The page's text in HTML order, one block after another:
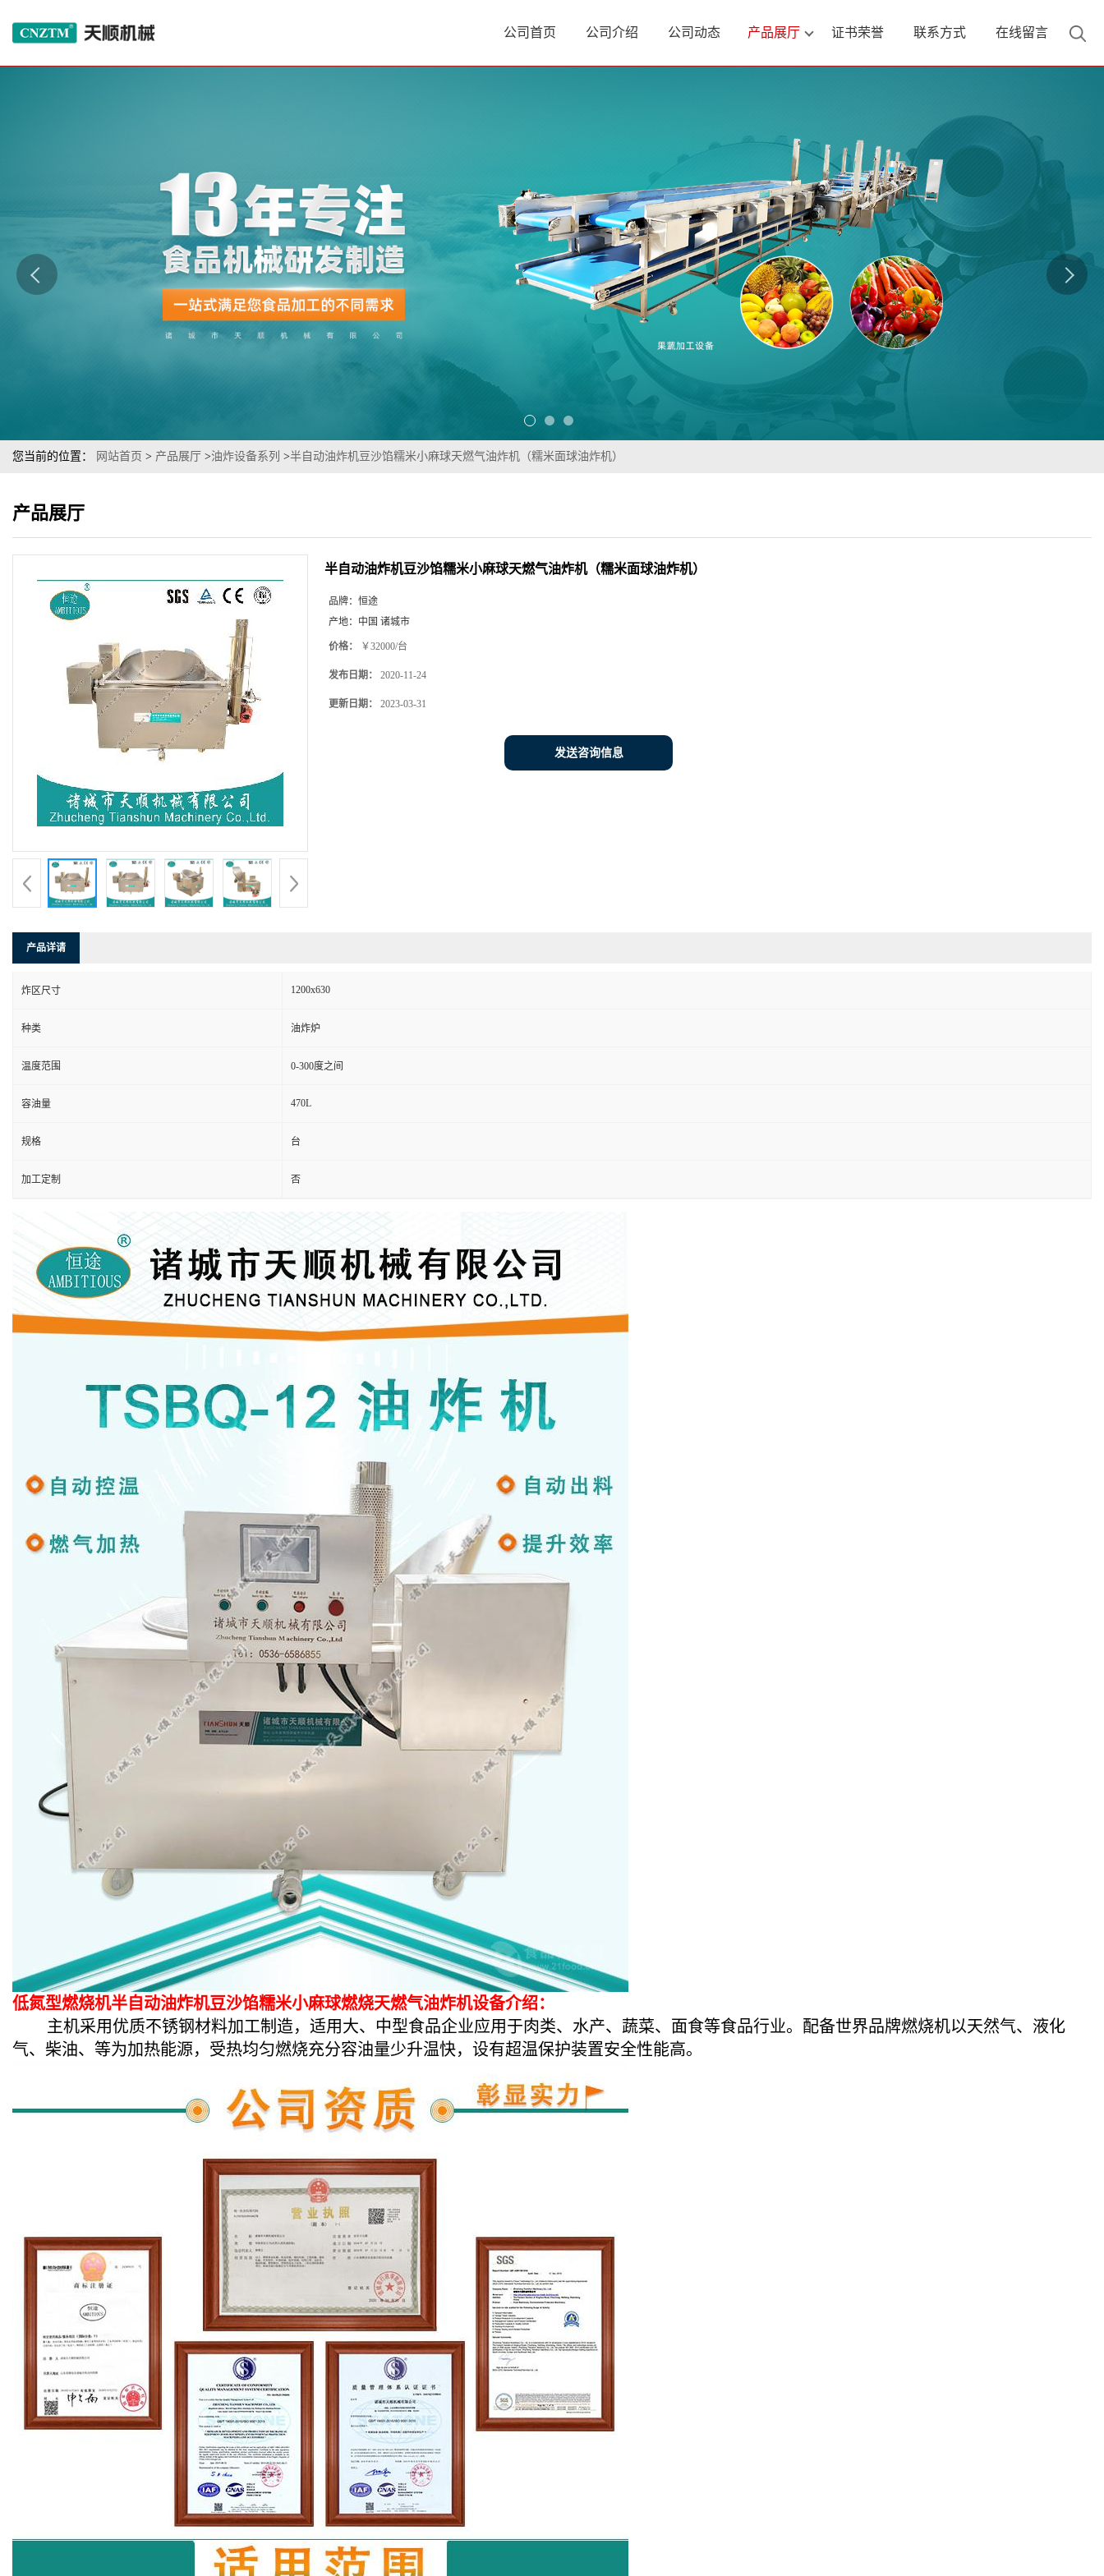
公司首页 公司介绍 公司动态 产品展厅 证书荣誉 联系方式 在线留言
您当前的位置： 网站首页 > 产品展厅 >油炸设备系列 >半自动油炸机豆沙馅糯米小麻球天燃气油炸机（糯米面球油炸机）
产品展厅
半自动油炸机豆沙馅糯米小麻球天燃气油炸机（糯米面球油炸机）
品牌： 恒途
产地： 中国 诸城市
价格： ￥32000/台
发布日期： 2020-11-24
更新日期： 2023-03-31
发送咨询信息
产品详请
炸区尺寸 1200x630
种类 油炸炉
温度范围 0-300度之间
容油量 470L
规格 台
加工定制 否
低氮型燃烧机半自动油炸机豆沙馅糯米小麻球燃烧天燃气油炸机设备介绍：
主机采用优质不锈钢材料加工制造，适用大、中型食品企业应用于肉类、水产、蔬菜、面食等食品行业。配备世界品牌燃烧机以天然气、液化
气、柴油、等为加热能源，受热均匀燃烧充分容油量少升温快，设有超温保护装置安全性能高。